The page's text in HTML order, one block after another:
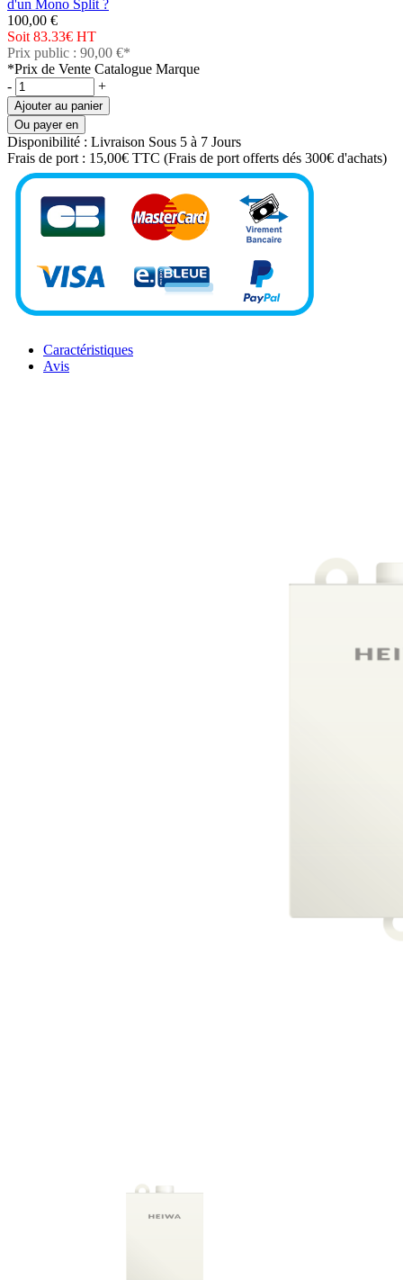
d'un Mono Split ?
100,00 €
Soit 83.33€ HT
Prix public : 90,00 €*
*Prix de Vente Catalogue Marque
-
+
Ajouter au panier
Ou payer en
Disponibilité : Livraison Sous 5 à 7 Jours
Frais de port : 15,00€ TTC (Frais de port offerts dés 300€ d'achats)
Caractéristiques
Avis